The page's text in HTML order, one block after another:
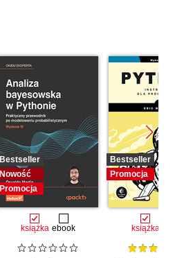
Bestseller
Nowość
Promocja
książka ebook
Bestseller
Promocja
książka